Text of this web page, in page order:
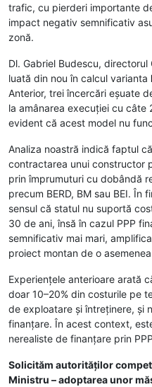
trafic, cu pierderi importante
impact negativ semnificativ
zonă.
Dl. Gabriel Budescu,
luată din nou în calcul varianta
Anterior, trei încercări eșuate
la amânarea execuției cu câte
evident că acest model nu
Analiza noastră indică faptul
contractarea unui constructor
prin împrumuturi cu dobândă
precum BERD, BM sau BEI. În
sensul că statul nu suportă
30 de ani, însă în cazul PPP
semnificativ mai mari,
proiect montan de o
Experiențele anterioare arată
doar 10–20% din costurile pe
de exploatare și întreținere, și
finanțare. În acest context,
nerealiste de finanțare prin
Solicităm autorităților
Ministru – adoptarea unor